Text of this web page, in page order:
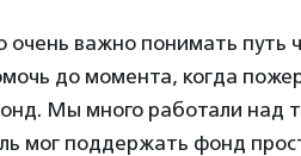
очень важно понимать путь
до момента, когда
Мы много работали над
мог поддержать фонд